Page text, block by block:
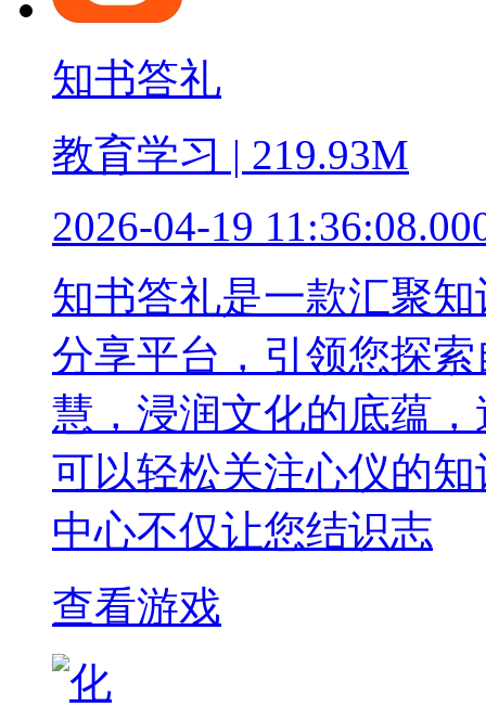
知书答礼
教育学习 | 219.93M
2026-04-19
知书答礼是一款汇聚
分享平台，引领您探
慧，浸润文化的底蕴
可以轻松关注心仪的
中心不仅让您结识志
查看游戏